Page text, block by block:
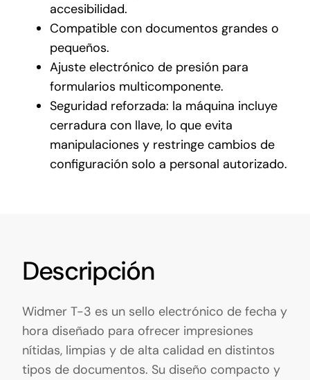
accesibilidad.
Compatible con documentos grandes o
pequeños.
Ajuste electrónico de presión para
formularios multicomponente.
Seguridad reforzada: la máquina incluye
cerradura con llave, lo que evita
manipulaciones y restringe cambios de
configuración solo a personal autorizado.
Descripción
Widmer T-3 es un sello electrónico de fecha y
hora diseñado para ofrecer impresiones
nítidas, limpias y de alta calidad en distintos
tipos de documentos. Su diseño compacto y